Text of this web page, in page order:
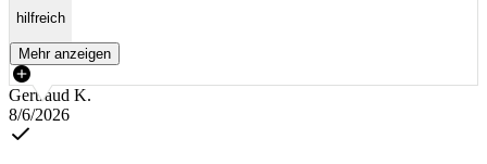
hilfreich
Mehr anzeigen
Gertraud K.
8/6/2026